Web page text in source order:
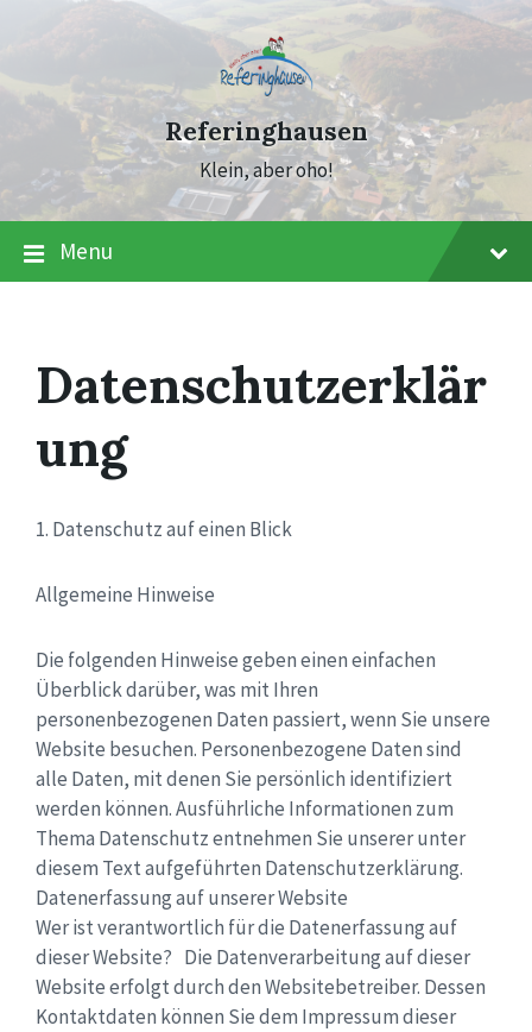
Referinghausen
Klein, aber oho!
Menu
Datenschutzerklär
ung
1. Datenschutz auf einen Blick
Allgemeine Hinweise
Die folgenden Hinweise geben einen einfachen
Überblick darüber, was mit Ihren
personenbezogenen Daten passiert, wenn Sie unsere
Website besuchen. Personenbezogene Daten sind
alle Daten, mit denen Sie persönlich identifiziert
werden können. Ausführliche Informationen zum
Thema Datenschutz entnehmen Sie unserer unter
diesem Text aufgeführten Datenschutzerklärung.
Datenerfassung auf unserer Website
Wer ist verantwortlich für die Datenerfassung auf
dieser Website? Die Datenverarbeitung auf dieser
Website erfolgt durch den Websitebetreiber. Dessen
Kontaktdaten können Sie dem Impressum dieser